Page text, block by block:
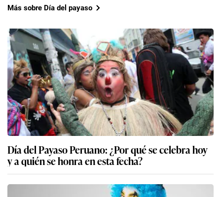
Más sobre Día del payaso
Día del Payaso Peruano: ¿Por qué se celebra hoy
y a quién se honra en esta fecha?